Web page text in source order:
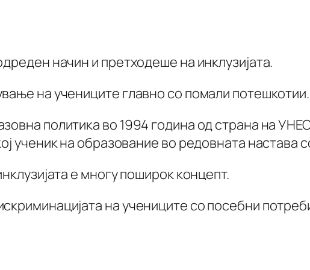
начин и претходеше на инклузијата.
на учениците главно со помали потешкотии.
политика во 1994 година од страна на
ученик на образование во редовната настава
е многу поширок концепт.
на учениците со посебни